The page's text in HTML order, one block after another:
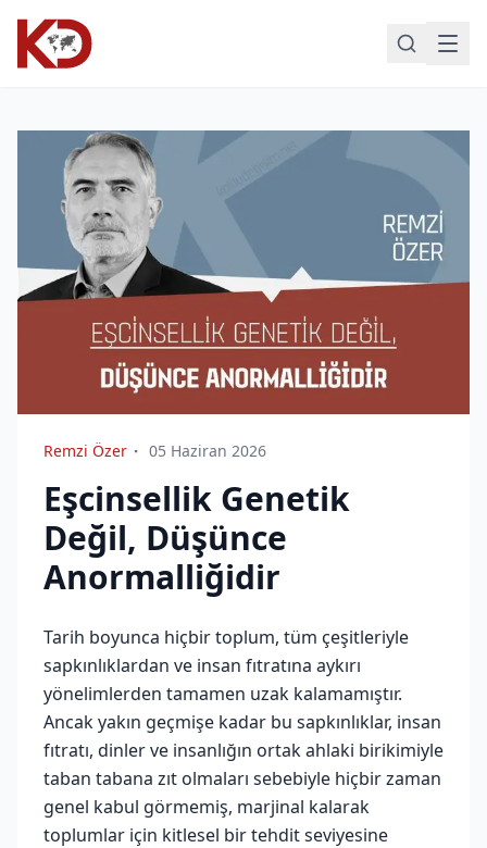
Remzi Özer 05 Haziran 2026
Eşcinsellik Genetik
Değil, Düşünce
Anormalliğidir
Tarih boyunca hiçbir toplum, tüm çeşitleriyle
sapkınlıklardan ve insan fıtratına aykırı
yönelimlerden tamamen uzak kalamamıştır.
Ancak yakın geçmişe kadar bu sapkınlıklar, insan
fıtratı, dinler ve insanlığın ortak ahlaki birikimiyle
taban tabana zıt olmaları sebebiyle hiçbir zaman
genel kabul görmemiş, marjinal kalarak
toplumlar için kitlesel bir tehdit seviyesine